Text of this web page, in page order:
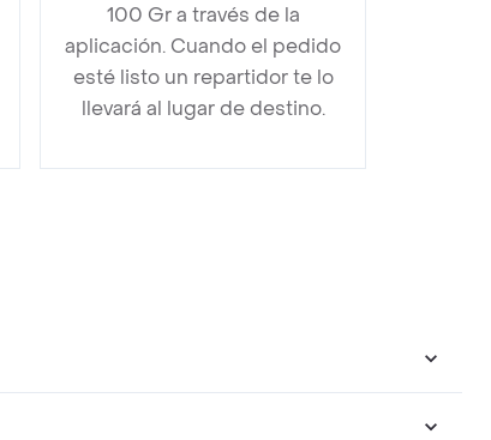
100 Gr a través de la
aplicación. Cuando el pedido
esté listo un repartidor te lo
llevará al lugar de destino.